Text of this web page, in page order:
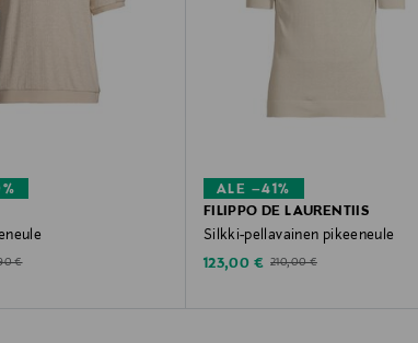
Price
€
ALE –41%
FILIPPO DE LAURENTIIS
Silkki-pellavainen pikeeneule
Discounted Price
123,00 € Original Price
210,00 €